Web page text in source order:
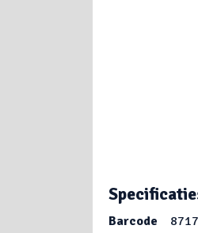
Barcode